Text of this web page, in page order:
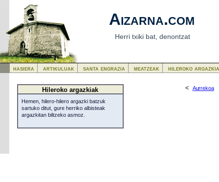
Aizarna.com
Herri txiki bat, denontzat
< Aurrekoa
Hileroko argazkiak
Hemen, hilero-hilero argazki batzuk
sartuko ditut, gure herriko albisteak
argazkitan biltzeko asmoz.
hasiera artikuluak santa engrazia meatzeak hileroko